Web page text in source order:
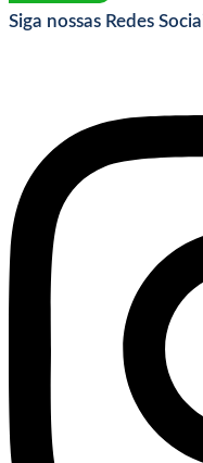
Siga nossas Redes